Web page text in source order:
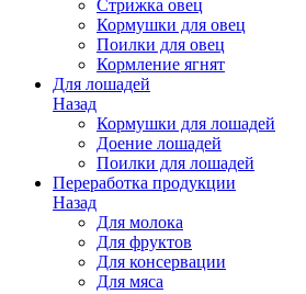
Стрижка овец
Кормушки для овец
Поилки для овец
Кормление ягнят
Для лошадей
Назад
Кормушки для лошадей
Доение лошадей
Поилки для лошадей
Переработка продукции
Назад
Для молока
Для фруктов
Для консервации
Для мяса